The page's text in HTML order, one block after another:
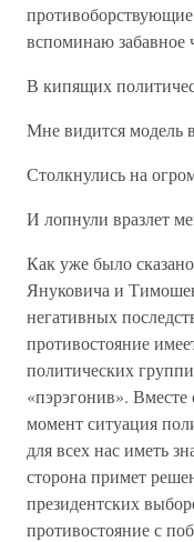
вспоминаю забавное
В кипящих
Мне видится модель
Столкнулись на
И лопнули вразлет
Как уже было
Януковича и
негативных
противостояние
политических
«пэрэгонив».
момент ситуация
для всех нас иметь
сторона примет
президентских
противостояние с